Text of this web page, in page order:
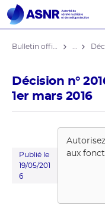
Décision n°
1er mars 2016
Publié le
19/05/201
6
aux